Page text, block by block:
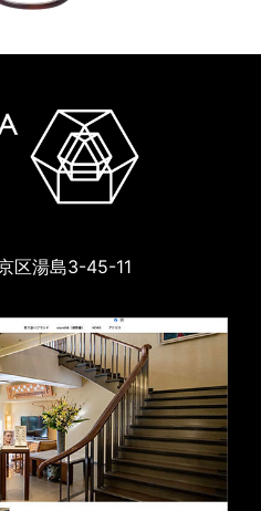
区湯島3-45-11